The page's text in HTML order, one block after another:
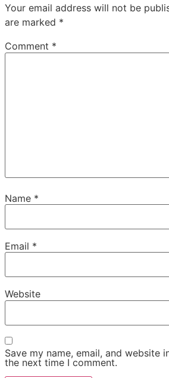
Your email address will not be
are marked *
Comment *
Name *
Email *
Website
Save my name, email, and website
the next time I comment.